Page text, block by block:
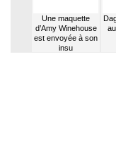
Une maquette
d’Amy Winehouse
est envoyée à son
insu